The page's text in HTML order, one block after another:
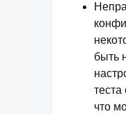
быть
теста
что